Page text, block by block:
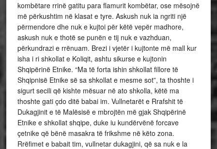
kombëtare rrinë gatitu para flamurit kombëtar, ose mësojnë
më përkushtim në klasat e tyre. Askush nuk ia ngriti një
përmendore dhe nuk e kujtoi për këtë vepër madhore,
askush nuk e thotë se punën e tij nuk e vazhduan,
përkundrazi e rrënuam. Brezi i vjetër i kujtonte më mall kur
isha i ri shkollat e Koliqit, ashtu sikurse e kujtonin
Shqipërinë Etnike. “Ma të forta ishin shkollat fillore të
Shqipnisë Etnike së sa shkollat e mesme sot”, ta thoshte i
sigurt secili që kishte mësuar në ato shkolla, këtë ma
thoshte gati çdo ditë babai im. Vullnetarët e Rrafshit të
Dukagjinit e të Malësisë e mbrojtën më gjak Shqipërinë
Etnike e shkollat shqipe, duke iu kundërvënë forcave
çetnike që bënë masakra të frikshme në këto zona.
Rrëfimet e babait tim, vullnetar dukagjini, që sa nuk e la